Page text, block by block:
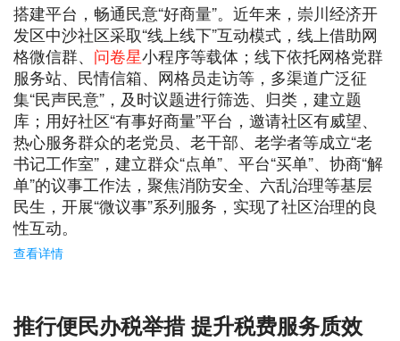
搭建平台，畅通民意“好商量”。近年来，崇川经济开
发区中沙社区采取“线上线下”互动模式，线上借助网
格微信群、 问卷星小程序等载体；线下依托网格党群
服务站、民情信箱、网格员走访等，多渠道广泛征
集“民声民意”，及时议题进行筛选、归类，建立题
库；用好社区“有事好商量”平台，邀请社区有威望、
热心服务群众的老党员、老干部、老学者等成立“老
书记工作室”，建立群众“点单”、平台“买单”、协商“解
单”的议事工作法，聚焦消防安全、六乱治理等基层
民生，开展“微议事”系列服务，实现了社区治理的良
性互动。
查看详情
推行便民办税举措 提升税费服务质效